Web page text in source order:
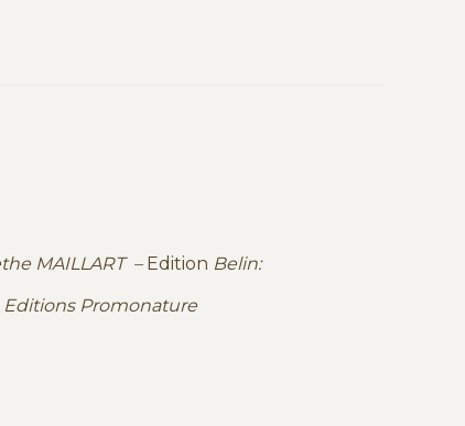
MAILLART – Edition Belin:
Editions Promonature